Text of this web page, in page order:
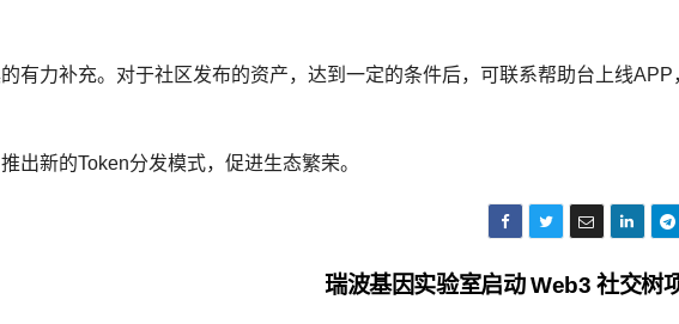
有力补充。对于社区发布的资产，达到一定的条件后，可联系帮助台上线APP
出新的Token分发模式，促进生态繁荣。
瑞波基因实验室启动 Web3 社交树